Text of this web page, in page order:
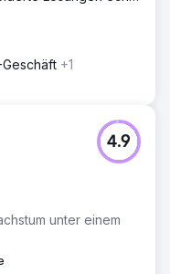
+1
unter einem
4.9